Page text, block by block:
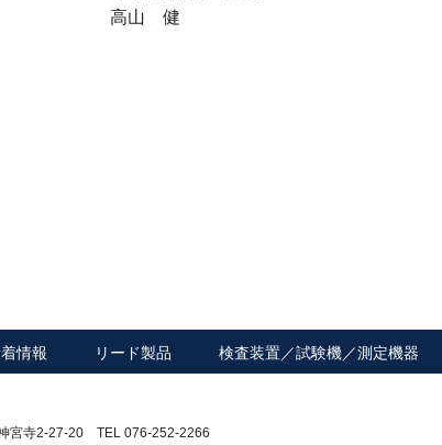
高山 健
情報 リード製品 検査装置／試験機／測定機器
宮寺2-27-20 TEL 076-252-2266